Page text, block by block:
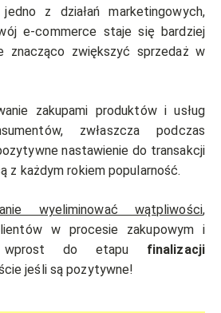
z działań marketingowych,
e-commerce staje się bardziej
znacząco zwiększyć sprzedaż w
zakupami produktów i usług
zwłaszcza podczas
nastawienie do transakcji
z każdym rokiem popularność.
wyeliminować wątpliwości,
w procesie zakupowym i
wprost do etapu finalizacji
jeśli są pozytywne!